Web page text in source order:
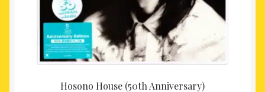
Hosono House (50th Anniversary)